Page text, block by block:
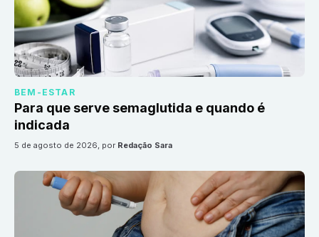
BEM-ESTAR
Para que serve semaglutida e quando é
indicada
5 de agosto de 2026, por Redação Sara